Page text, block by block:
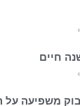
חיים
משפיעה על